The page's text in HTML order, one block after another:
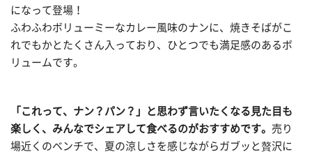
になって登場！
ふわふわボリューミーなカレー風味のナンに、焼きそばがこ
れでもかとたくさん入っており、ひとつでも満足感のあるボ
リュームです。
「これって、ナン？パン？」と思わず言いたくなる見た目も
楽しく、みんなでシェアして食べるのがおすすめです。 売り
場近くのベンチで、夏の涼しさを感じながらガブッと贅沢に